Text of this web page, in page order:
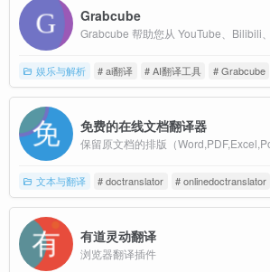
Grabcube
娱乐与解析 # ai翻译 # AI翻译工具 # Grabcube
免费的在线文档翻译器
文本与翻译 # doctranslator # onlinedoctranslator
有道灵动翻译
浏览器翻译插件